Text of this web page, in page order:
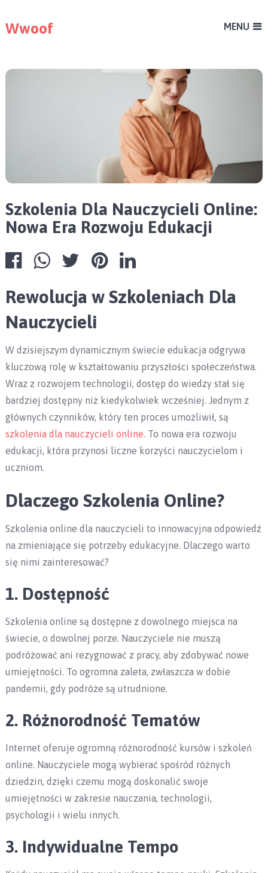
Wwoof MENU
Szkolenia Dla Nauczycieli Online:
Nowa Era Rozwoju Edukacji
Rewolucja w Szkoleniach Dla
Nauczycieli
W dzisiejszym dynamicznym świecie edukacja odgrywa
kluczową rolę w kształtowaniu przyszłości społeczeństwa.
Wraz z rozwojem technologii, dostęp do wiedzy stał się
bardziej dostępny niż kiedykolwiek wcześniej. Jednym z
głównych czynników, który ten proces umożliwił, są
szkolenia dla nauczycieli online. To nowa era rozwoju
edukacji, która przynosi liczne korzyści nauczycielom i
uczniom.
Dlaczego Szkolenia Online?
Szkolenia online dla nauczycieli to innowacyjna odpowiedź
na zmieniające się potrzeby edukacyjne. Dlaczego warto
się nimi zainteresować?
1. Dostępność
Szkolenia online są dostępne z dowolnego miejsca na
świecie, o dowolnej porze. Nauczyciele nie muszą
podróżować ani rezygnować z pracy, aby zdobywać nowe
umiejętności. To ogromna zaleta, zwłaszcza w dobie
pandemii, gdy podróże są utrudnione.
2. Różnorodność Tematów
Internet oferuje ogromną różnorodność kursów i szkoleń
online. Nauczyciele mogą wybierać spośród różnych
dziedzin, dzięki czemu mogą doskonalić swoje
umiejętności w zakresie nauczania, technologii,
psychologii i wielu innych.
3. Indywidualne Tempo